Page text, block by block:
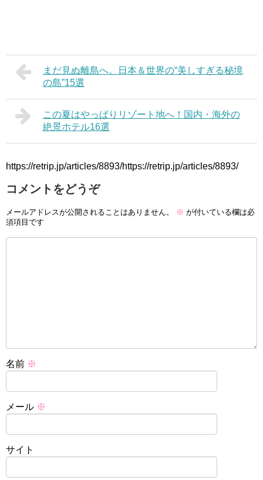
まだ見ぬ離島へ。日本＆世界の“美しすぎる秘境
の島”15選
この夏はやっぱりリゾート地へ！国内・海外の
絶景ホテル16選
https://retrip.jp/articles/8893/https://retrip.jp/articles/8893/
コメントをどうぞ
メールアドレスが公開されることはありません。 ※ が付いている欄は必
須項目です
名前 ※
メール ※
サイト